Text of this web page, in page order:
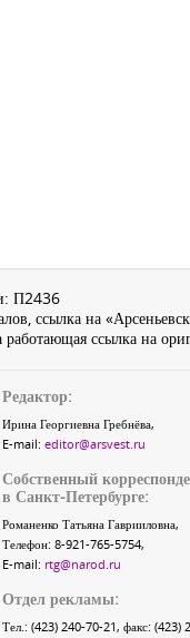
П2436
ссылка на
ссылка на
Редактор:
Ирина Георгиевна Гребнёва,
E-mail: editor@arsvest.ru
Собственный
в Санкт-Петербурге:
Романенко Татьяна Гаврииловна,
Телефон: 8-921-765-5754,
E-mail: rtg@narod.ru
Отдел рекламы:
Тел.: (423) 240-70-21, факс: (423)